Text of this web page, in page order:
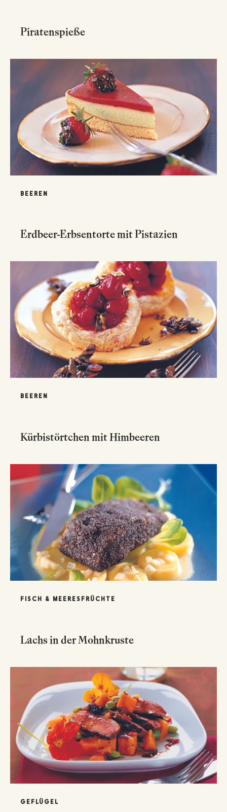
Piratenspieße
BEEREN
Erdbeer-Erbsentorte mit Pistazien
BEEREN
Kürbistörtchen mit Himbeeren
FISCH & MEERESFRÜCHTE
Lachs in der Mohnkruste
GEFLÜGEL